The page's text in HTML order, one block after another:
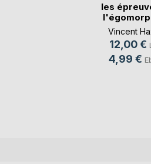
les
Vincent
12,00 €
4,99 €